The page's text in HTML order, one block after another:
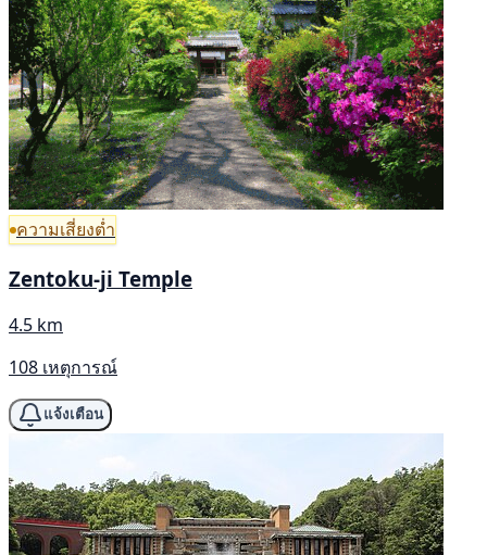
ความเสี่ยงต่ำ
Zentoku-ji Temple
4.5 km
108 เหตุการณ์
แจ้งเตือน